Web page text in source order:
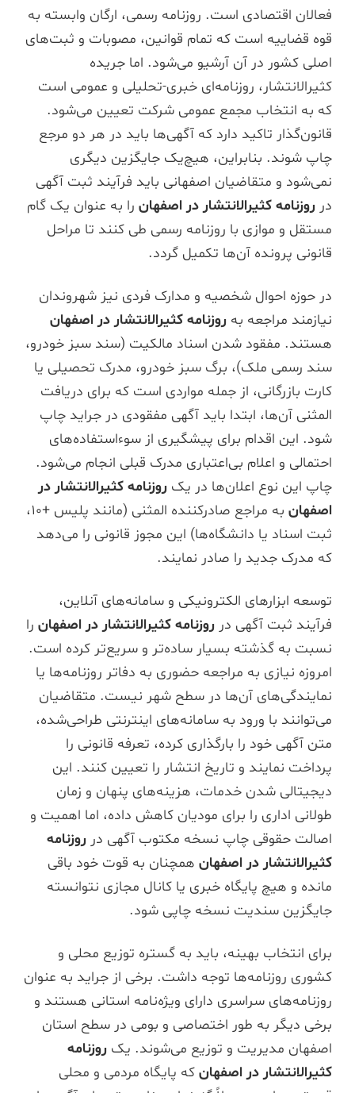
فعالان اقتصادی است. روزنامه رسمی، ارگان وابسته به
قوه قضاییه است که تمام قوانین، مصوبات و ثبت‌های
اصلی کشور در آن آرشیو می‌شود. اما جریده
کثیرالانتشار، روزنامه‌ای خبری-تحلیلی و عمومی است
که به انتخاب مجمع عمومی شرکت تعیین می‌شود.
قانون‌گذار تاکید دارد که آگهی‌ها باید در هر دو مرجع
چاپ شوند. بنابراین، هیچ‌یک جایگزین دیگری
نمی‌شود و متقاضیان اصفهانی باید فرآیند ثبت آگهی
در روزنامه کثیرالانتشار در اصفهانرا به عنوان یک گام
مستقل و موازی با روزنامه رسمی طی کنند تا مراحل
قانونی پرونده آن‌ها تکمیل گردد.
در حوزه احوال شخصیه و مدارک فردی نیز شهروندان
نیازمند مراجعه به روزنامه کثیرالانتشار در اصفهان
هستند. مفقود شدن اسناد مالکیت (سند سبز خودرو،
سند رسمی ملک)، برگ سبز خودرو، مدرک تحصیلی یا
کارت بازرگانی، از جمله مواردی است که برای دریافت
المثنی آن‌ها، ابتدا باید آگهی مفقودی در جراید چاپ
شود. این اقدام برای پیشگیری از سوءاستفاده‌های
احتمالی و اعلام بی‌اعتباری مدرک قبلی انجام می‌شود.
چاپ این نوع اعلان‌ها در یک روزنامه کثیرالانتشار در
اصفهان
به مراجع صادرکننده المثنی (مانند پلیس +۱۰،
ثبت اسناد یا دانشگاه‌ها) این مجوز قانونی را می‌دهد
که مدرک جدید را صادر نمایند.
توسعه ابزارهای الکترونیکی و سامانه‌های آنلاین،
فرآیند ثبت آگهی در روزنامه کثیرالانتشار در اصفهانرا
نسبت به گذشته بسیار ساده‌تر و سریع‌تر کرده است.
امروزه نیازی به مراجعه حضوری به دفاتر روزنامه‌ها یا
نمایندگی‌های آن‌ها در سطح شهر نیست. متقاضیان
می‌توانند با ورود به سامانه‌های اینترنتی طراحی‌شده،
متن آگهی خود را بارگذاری کرده، تعرفه قانونی را
پرداخت نمایند و تاریخ انتشار را تعیین کنند. این
دیجیتالی شدن خدمات، هزینه‌های پنهان و زمان
طولانی اداری را برای مودیان کاهش داده، اما اهمیت و
اصالت حقوقی چاپ نسخه مکتوب آگهی در روزنامه
کثیرالانتشار در اصفهانهمچنان به قوت خود باقی
مانده و هیچ پایگاه خبری یا کانال مجازی نتوانسته
جایگزین سندیت نسخه چاپی شود.
برای انتخاب بهینه، باید به گستره توزیع محلی و
کشوری روزنامه‌ها توجه داشت. برخی از جراید به عنوان
روزنامه‌های سراسری دارای ویژه‌نامه استانی هستند و
برخی دیگر به طور اختصاصی و بومی در سطح استان
اصفهان مدیریت و توزیع می‌شوند. یک روزنامه
کثیرالانتشار در اصفهانکه پایگاه مردمی و محلی